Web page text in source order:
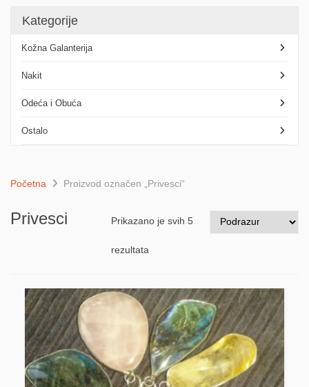
Kategorije
Kožna Galanterija
Nakit
Odeća i Obuća
Ostalo
Početna Proizvod označen „Privesci“
Privesci Prikazano je svih 5
rezultata